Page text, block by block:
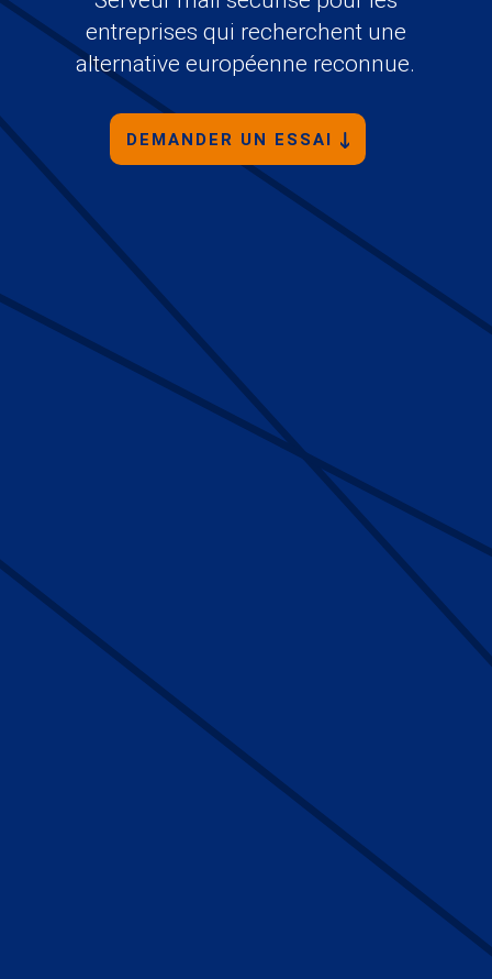
entreprises qui recherchent une
alternative européenne reconnue.
DEMANDER UN ESSAI